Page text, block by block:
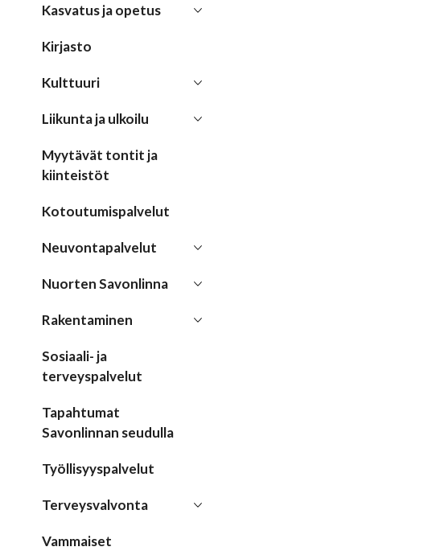
Kasvatus ja opetus
Kirjasto
Kulttuuri
Liikunta ja ulkoilu
Myytävät tontit ja
kiinteistöt
Kotoutumispalvelut
Neuvontapalvelut
Nuorten Savonlinna
Rakentaminen
Sosiaali- ja
terveyspalvelut
Tapahtumat
Savonlinnan seudulla
Työllisyyspalvelut
Terveysvalvonta
Vammaiset